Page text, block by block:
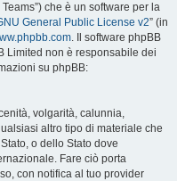
Teams”) che è un software per la
General Public License v2” (in
. Il software phpBB
Limited non è responsabile dei
su phpBB:
volgarità, calunnia,
altro tipo di materiale che
o dello Stato dove
Fare ciò porta
con notifica al tuo provider